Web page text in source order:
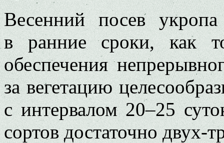
Весенний посев
в ранние сроки, как
обеспечения
за вегетацию
с интервалом 20–25
сортов достаточно двух-